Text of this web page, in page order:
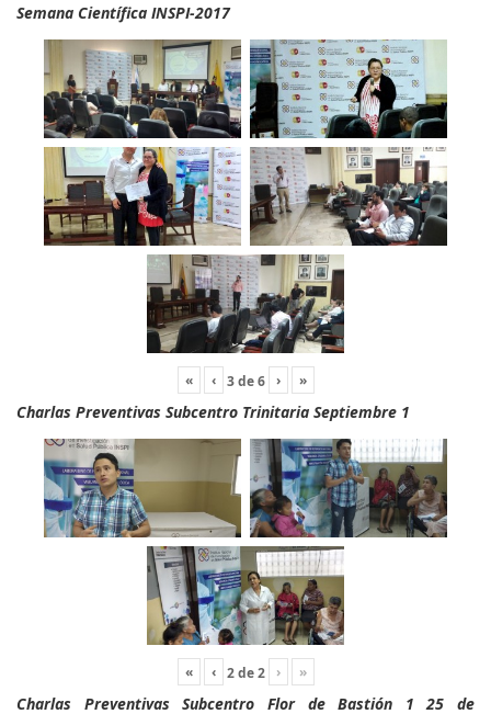
Semana Científica INSPI-2017
« ‹ 3de6 › »
Charlas Preventivas Subcentro Trinitaria Septiembre 1
« ‹ 2de2 › »
Charlas Preventivas Subcentro Flor de Bastión 1 25 de